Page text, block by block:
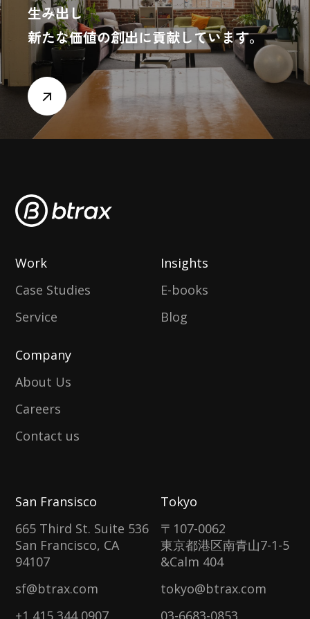
生み出し
新たな価値の創出に貢献しています。
Work
Case Studies
Service
Insights
E-books
Blog
Company
About Us
Careers
Contact us
San Fransisco
665 Third St. Suite 536
San Francisco, CA
94107
sf@btrax.com
Tokyo
〒107-0062
東京都港区南青山7-1-5
&Calm 404
tokyo@btrax.com